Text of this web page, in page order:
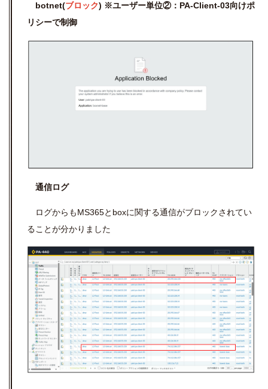
botnet(ブロック) ※ユーザー単位②： PA-Client-03向けポ
リシーで制御
通信ログ
ログからもMS365とboxに関する通信がブロックされてい
ることが分かりました